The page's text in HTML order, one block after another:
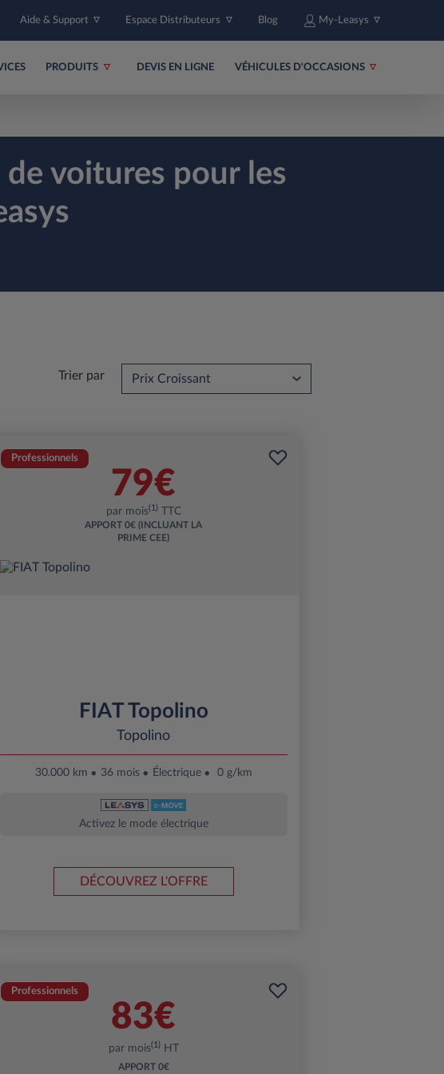
Aide & Support Espace Distributeurs Blog My-Leasys
PRODUITS DEVIS EN LIGNE VÉHICULES D'OCCASIONS
voitures pour les
Trier par
Professionnels
79€
par mois(1)TTC
APPORT 0€ (INCLUANT LA
PRIME CEE)
FIAT Topolino
Topolino
30.000 km 36 mois Électrique 0 g/km
Activez le mode électrique
DÉCOUVREZ L'OFFRE
Professionnels
83€
par mois(1)HT
APPORT 0€